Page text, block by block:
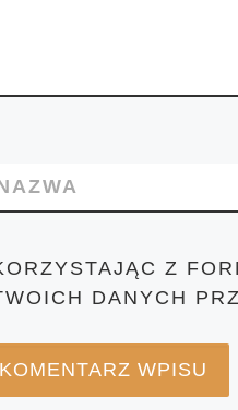
Z
DANYCH